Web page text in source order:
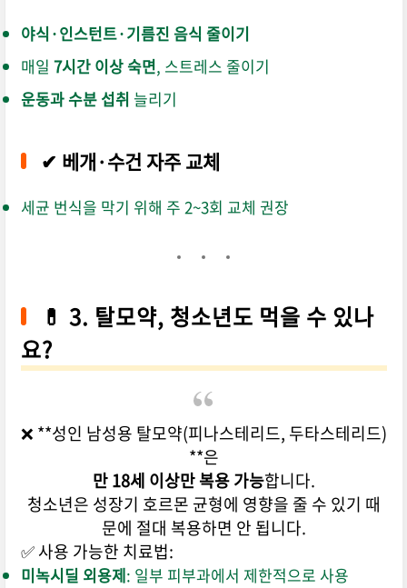
야식·인스턴트·기름진 음식 줄이기
매일 7시간 이상 숙면, 스트레스 줄이기
운동과 수분 섭취 늘리기
✔ 베개·수건 자주 교체
세균 번식을 막기 위해 주 2~3회 교체 권장
💊 3. 탈모약, 청소년도 먹을 수 있나
요?
❌ **성인 남성용 탈모약(피나스테리드, 두타스테리드)
**은
만 18세 이상만 복용 가능합니다.
청소년은 성장기 호르몬 균형에 영향을 줄 수 있기 때
문에 절대 복용하면 안 됩니다.
✅ 사용 가능한 치료법:
미녹시딜 외용제: 일부 피부과에서 제한적으로 사용